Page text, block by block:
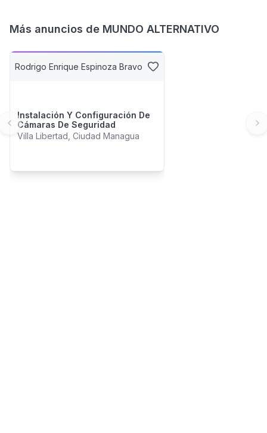
Más anuncios de MUNDO ALTERNATIVO
Rodrigo Enrique Espinoza Bravo
Instalación Y Configuración De
Cámaras De Seguridad
Villa Libertad, Ciudad Managua
Previous slide